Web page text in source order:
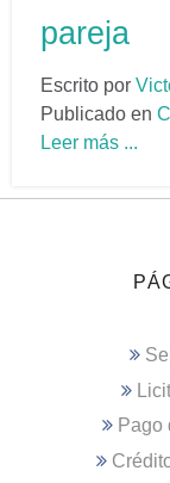
pareja
Escrito por
Publicado en
Leer más ...
Pago